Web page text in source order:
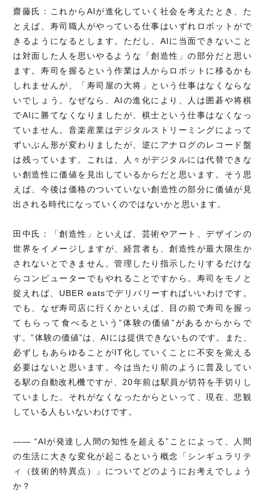
齋藤氏：これからAIが進化していく社会を考えたとき、た
とえば、寿司職人がやっている仕事はいずれロボットがで
きるようになるとします。ただし、AIに当面できないこと
は対面した人を思いやるような「創造性」の部分だと思い
ます。寿司を握るという作業は人からロボットに移るかも
しれませんが、「寿司屋の大将」という仕事はなくならな
いでしょう。なぜなら、AIの進化により、人は囲碁や将棋
でAIに勝てなくなりましたが、棋士という仕事はなくなっ
ていません。音楽産業はデジタルストリーミングによって
ずいぶん形が変わりましたが、逆にアナログのレコード盤
は残っています。これは、人々がデジタルには代替できな
い創造性に価値を見出しているからだと思います。そう思
えば、今後は価格のついていない創造性の部分に価値が見
出される時代になっていくのではないかと思います。
田中氏：「創造性」といえば、芸術やアート、デザインの
世界をイメージしますが、経営者も、創造性が最大限生か
されないとできません。管理したり指示したりするだけな
らコンピューターでもやれることですから。寿司をモノと
捉えれば、UBER eatsでデリバリーすればいいわけです。
でも、なぜ寿司店に行くかといえば、目の前で寿司を握っ
てもらって食べるという”体験の価値”があるからからで
す。”体験の価値”は、AIには提供できないものです。また、
必ずしもあらゆることがIT化していくことに不安を覚える
必要はないと思います。今は当たり前のように普及してい
る駅の自動改札機ですが、20年前は駅員が切符を手切りし
ていました。それがなくなったからといって、現在、悲観
している人もいないわけです。
―― “AIが発達し人間の知性を超える”ことによって、人間
の生活に大きな変化が起こるという概念「シンギュラリテ
ィ（技術的特異点）」についてどのようにお考えでしょう
か？